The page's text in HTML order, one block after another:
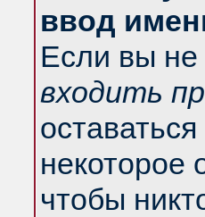
ввод
Если вы
входить
некоторое
чтобы